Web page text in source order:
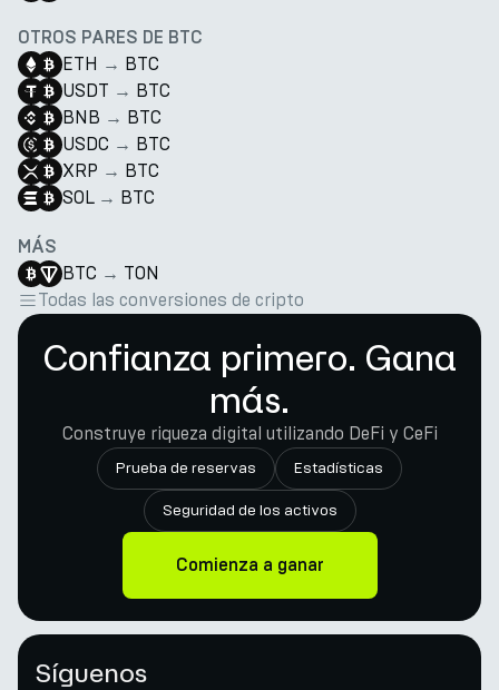
OTROS PARES DE BTC
ETH → BTC
USDT → BTC
BNB → BTC
USDC → BTC
XRP → BTC
SOL → BTC
MÁS
BTC → TON
Todas las conversiones de cripto
Confianza primero. Gana
más.
Construye riqueza digital utilizando DeFi y CeFi
Prueba de reservas Estadísticas
Seguridad de los activos
Comienza a ganar
Síguenos